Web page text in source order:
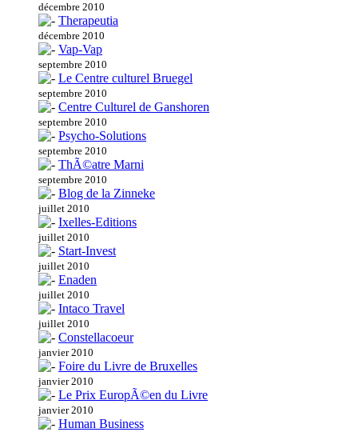
décembre 2010
Therapeutia
décembre 2010
Vap-Vap
septembre 2010
Le Centre culturel Bruegel
septembre 2010
Centre Culturel de Ganshoren
septembre 2010
Psycho-Solutions
septembre 2010
ThÃ©atre Marni
septembre 2010
Blog de la Zinneke
juillet 2010
Ixelles-Editions
juillet 2010
Start-Invest
juillet 2010
Enaden
juillet 2010
Intaco Travel
juillet 2010
Constellacoeur
janvier 2010
Foire du Livre de Bruxelles
janvier 2010
Le Prix EuropÃ©en du Livre
janvier 2010
Human Business